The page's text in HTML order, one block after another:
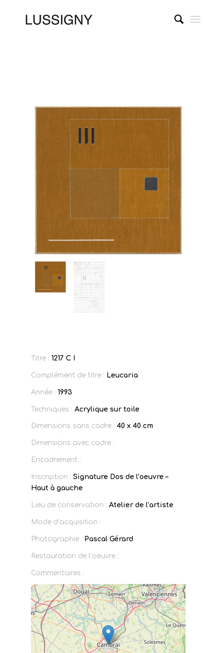
Titre : 1217 C I
Complément de titre : Leucaria
Année : 1993
Techniques : Acrylique sur toile
Dimensions sans cadre : 40 x 40 cm
Dimensions avec cadre :
Encadrement :
Inscription : Signature Dos de l’oeuvre –
Haut à gauche
Lieu de conservation : Atelier de l’artiste
Mode d’acquisition :
Photographie : Pascal Gérard
Restauration de l’oeuvre :
Commentaires :